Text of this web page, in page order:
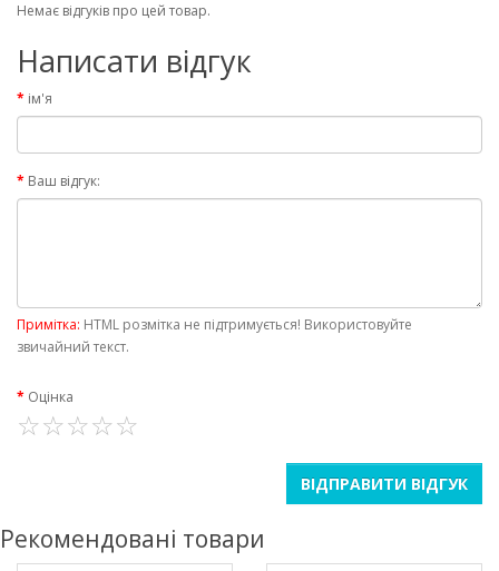
Немає відгуків про цей товар.
Написати відгук
ім'я
Ваш відгук:
Примітка: HTML розмітка не підтримується! Використовуйте
звичайний текст.
Оцінка
ВІДПРАВИТИ ВІДГУК
Рекомендовані товари